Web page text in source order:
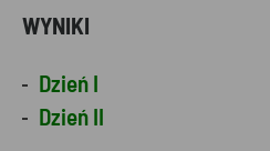
WYNIKI
Dzień I
Dzień II